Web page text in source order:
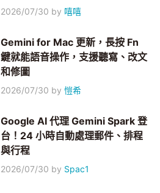
2026/07/30 by 嘻嘻
Gemini for Mac 更新，長按 Fn
鍵就能語音操作，支援聽寫、改文
和修圖
2026/07/30 by愷希
Google AI 代理 Gemini Spark 登
台！24 小時自動處理郵件、排程
與行程
2026/07/30 by Spac1